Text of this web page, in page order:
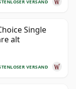
VERSAND
Single
alt
VERSAND